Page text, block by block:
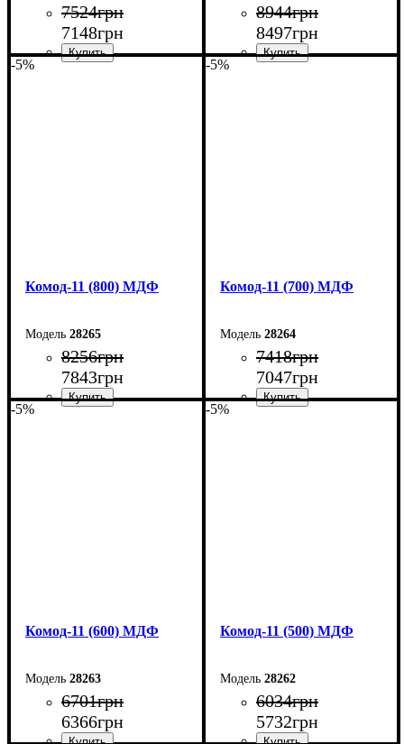
7524грн
7148грн
8944грн
8497грн
-5%
Комод-11 (800) МДФ
28265
8256грн
7843грн
-5%
Комод-11 (700) МДФ
28264
7418грн
7047грн
-5%
Комод-11 (600) МДФ
28263
6701грн
6366грн
-5%
Комод-11 (500) МДФ
28262
6034грн
5732грн